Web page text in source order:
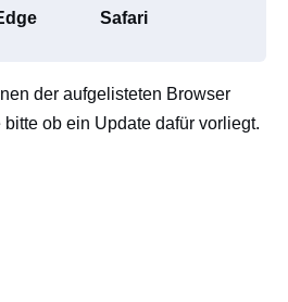
Safari
der aufgelisteten Browser
ob ein Update dafür vorliegt.